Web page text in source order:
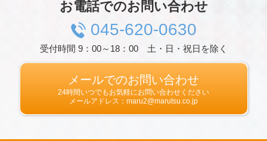
郵便番号や性別，職業，年齢，ユーザーのIPア
識別情報などを指します。
第２条（プライバシー情報の収集方法）
当社は，ユーザーが利用登録をする際に氏名，
生年月日，住所，電話番号，メールアドレス，
銀行口座番号，クレジットカード番号，運転免
許証番号などの個人情報をお尋ねすることがあ
お電話でのお問い合わせ
045-620-0630
受付時間 9：00～18：00 土・日・祝日を除く
メールでのお問い合わせ
24時間いつでもお気軽にお問い合わせください
メールアドレス：maru2@marutsu.co.jp